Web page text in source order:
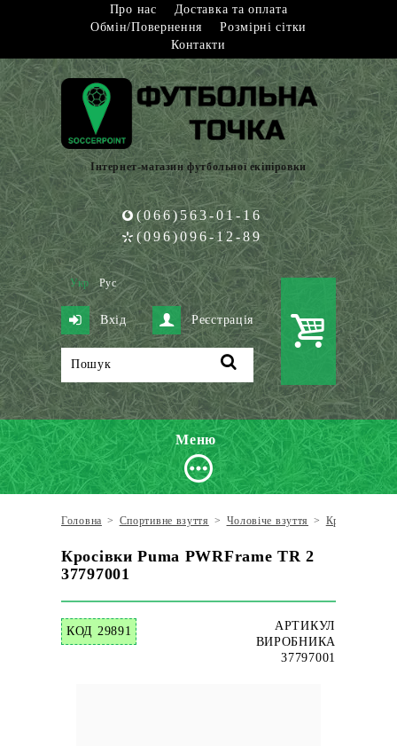
Про нас
Доставка та оплата
Обмін/Повернення
Розмірні сітки
Контакти
Інтернет-магазин футбольної екіпіровки
(066)563-01-16
(096)096-12-89
Укр Рус
Вхід Реєстрація
Меню
Головна > Спортивне взуття > Чоловіче взуття > Кросівки
Кросівки Puma PWRFrame TR 2
37797001
КОД 29891
АРТИКУЛ
ВИРОБНИКА
37797001